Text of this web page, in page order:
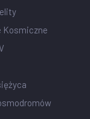
Kosmiczne